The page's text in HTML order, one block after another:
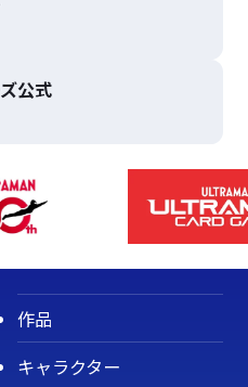
公式
作品
キャラクター